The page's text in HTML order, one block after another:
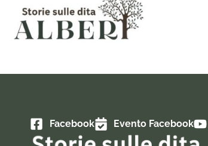
Facebook Evento Facebook